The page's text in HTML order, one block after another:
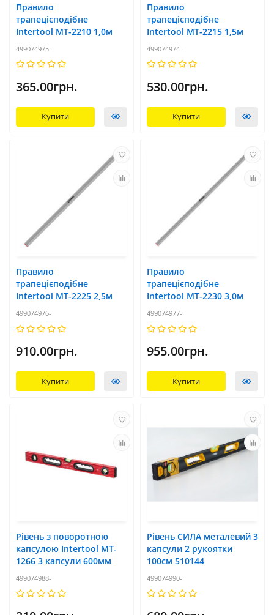
Правило
трапецієподібне
Intertool MT-2210 1,0м
499074975-
365.00грн.
Купити
Правило
трапецієподібне
Intertool MT-2215 1,5м
499074974-
530.00грн.
Купити
Правило
трапецієподібне
Intertool MT-2225 2,5м
499074976-
910.00грн.
Купити
Правило
трапецієподібне
Intertool MT-2230 3,0м
499074977-
955.00грн.
Купити
Рівень з поворотною
капсулою Intertool MT-
1266 3 капсули 600мм
499074988-
Рівень СИЛА металевий 3
капсули 2 рукоятки
100см 510144
499074990-